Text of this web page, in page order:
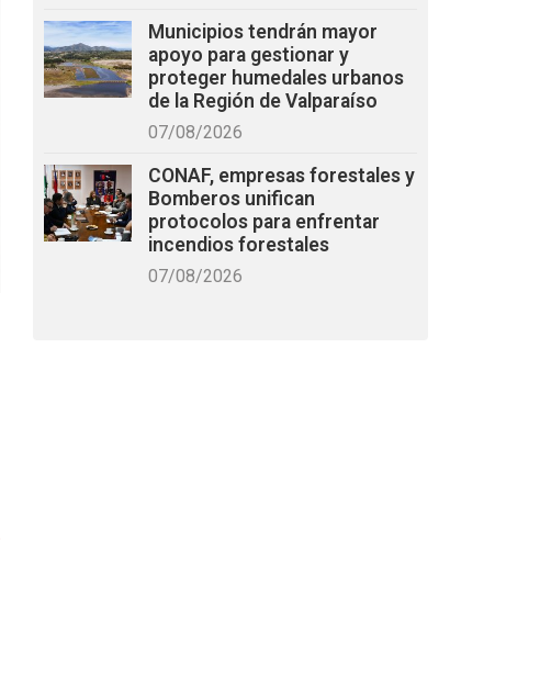
Municipios tendrán mayor
apoyo para gestionar y
proteger humedales urbanos
de la Región de Valparaíso
07/08/2026
CONAF, empresas forestales y
Bomberos unifican
protocolos para enfrentar
incendios forestales
07/08/2026